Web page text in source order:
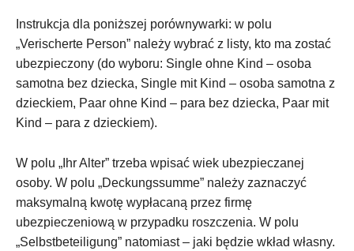
Instrukcja dla poniższej porównywarki: w polu
„Verischerte Person” należy wybrać z listy, kto ma zostać
ubezpieczony (do wyboru: Single ohne Kind – osoba
samotna bez dziecka, Single mit Kind – osoba samotna z
dzieckiem, Paar ohne Kind – para bez dziecka, Paar mit
Kind – para z dzieckiem).
W polu „Ihr Alter” trzeba wpisać wiek ubezpieczanej
osoby. W polu „Deckungssumme” należy zaznaczyć
maksymalną kwotę wypłacaną przez firmę
ubezpieczeniową w przypadku roszczenia. W polu
„Selbstbeteiligung” natomiast – jaki będzie wkład własny.